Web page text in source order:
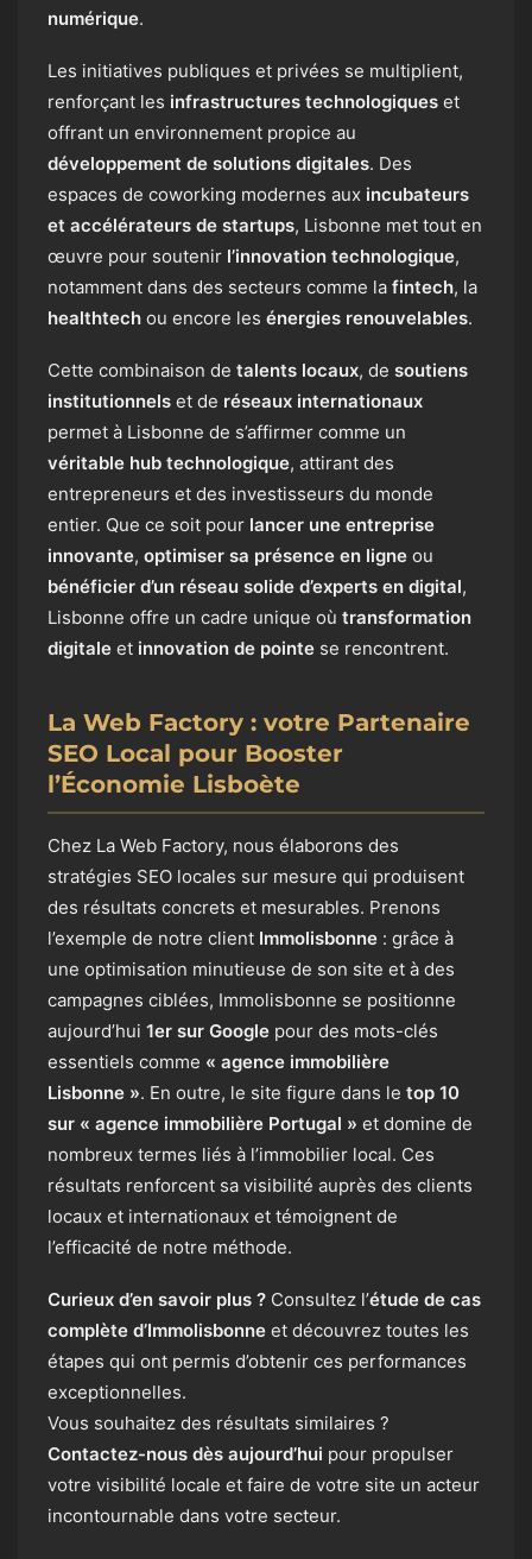
numérique.
Les initiatives publiques et privées se multiplient,
renforçant les infrastructures technologiques et
offrant un environnement propice au
développement de solutions digitales. Des
espaces de coworking modernes aux incubateurs
et accélérateurs de startups, Lisbonne met tout en
œuvre pour soutenir l’innovation technologique,
notamment dans des secteurs comme la fintech, la
healthtech ou encore les énergies renouvelables.
Cette combinaison de talents locaux, de soutiens
institutionnels et de réseaux internationaux
permet à Lisbonne de s’affirmer comme un
véritable hub technologique, attirant des
entrepreneurs et des investisseurs du monde
entier. Que ce soit pour lancer une entreprise
innovante, optimiser sa présence en ligne ou
bénéficier d’un réseau solide d’experts en digital,
Lisbonne offre un cadre unique où transformation
digitale et innovation de pointe se rencontrent.
La Web Factory : votre Partenaire
SEO Local pour Booster
l’Économie Lisboète
Chez La Web Factory, nous élaborons des
stratégies SEO locales sur mesure qui produisent
des résultats concrets et mesurables. Prenons
l’exemple de notre client Immolisbonne : grâce à
une optimisation minutieuse de son site et à des
campagnes ciblées, Immolisbonne se positionne
aujourd’hui 1er sur Google pour des mots-clés
essentiels comme « agence immobilière
Lisbonne ». En outre, le site figure dans le top 10
sur « agence immobilière Portugal » et domine de
nombreux termes liés à l’immobilier local. Ces
résultats renforcent sa visibilité auprès des clients
locaux et internationaux et témoignent de
l’efficacité de notre méthode.
Curieux d’en savoir plus ? Consultez l’étude de cas
complète d’Immolisbonne et découvrez toutes les
étapes qui ont permis d’obtenir ces performances
exceptionnelles.
Vous souhaitez des résultats similaires ?
Contactez-nous dès aujourd’hui pour propulser
votre visibilité locale et faire de votre site un acteur
incontournable dans votre secteur.